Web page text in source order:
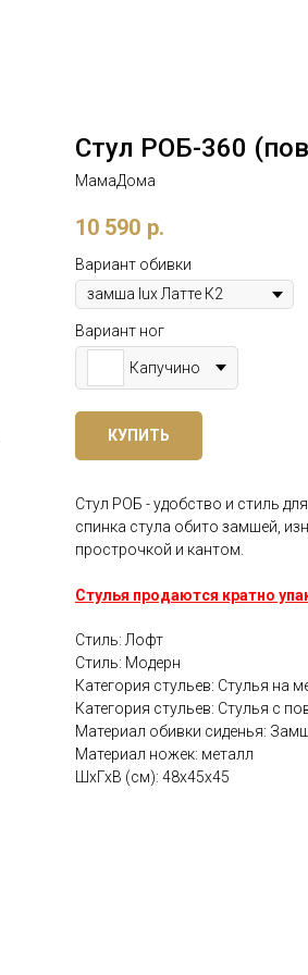
Стул РОБ-360
МамаДома
10 590 р.
Вариант обивки
Вариант ног
Капучино
КУПИТЬ
Стул РОБ - удобство и стиль
спинка стула обито замшей,
прострочкой и кантом.
Стулья продаются кратно
Стиль: Лофт
Стиль: Модерн
Категория стульев: Стулья на
Категория стульев: Стулья с
Материал обивки сиденья:
Материал ножек: металл
ШхГхВ (см): 48х45х45